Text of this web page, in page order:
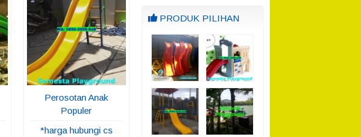
Perosotan Anak
Populer
*harga hubungi cs
PRODUK PILIHAN